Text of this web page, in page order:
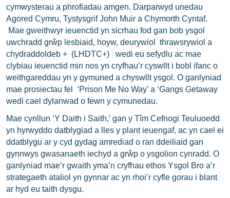
cymwysterau a phrofiadau amgen. Darparwyd unedau
Agored Cymru, Tystysgrif John Muir a Chymorth Cyntaf.
Mae gweithwyr ieuenctid yn sicrhau fod gan bob ysgol
uwchradd grŵp lesbiaid, hoyw, deurywiol thrawsrywiol a
chydraddoldeb + (LHDTC+) wedi eu sefydlu ac mae
clybiau ieuenctid min nos yn cryfhau’r cyswllt i bobl ifanc o
weithgareddau yn y gymuned a chyswllt ysgol. O ganlyniad
mae prosiectau fel ‘Prison Me No Way’ a ‘Gangs Getaway
wedi cael dylanwad o fewn y cymunedau.
Mae cynllun ‘Y Daith i Saith,’ gan y Tîm Cefnogi Teuluoedd
yn hyrwyddo datblygiad a lles y plant ieuengaf, ac yn cael ei
ddatblygu ar y cyd gydag amrediad o ran ddeiliaid gan
gynnwys gwasanaeth iechyd a grŵp o ysgolion cynradd. O
ganlyniad mae’r gwaith yma’n cryfhau ethos Ysgol Bro a’r
strategaeth ataliol yn gynnar ac yn rhoi’r cyfle gorau i blant
ar hyd eu taith dysgu.